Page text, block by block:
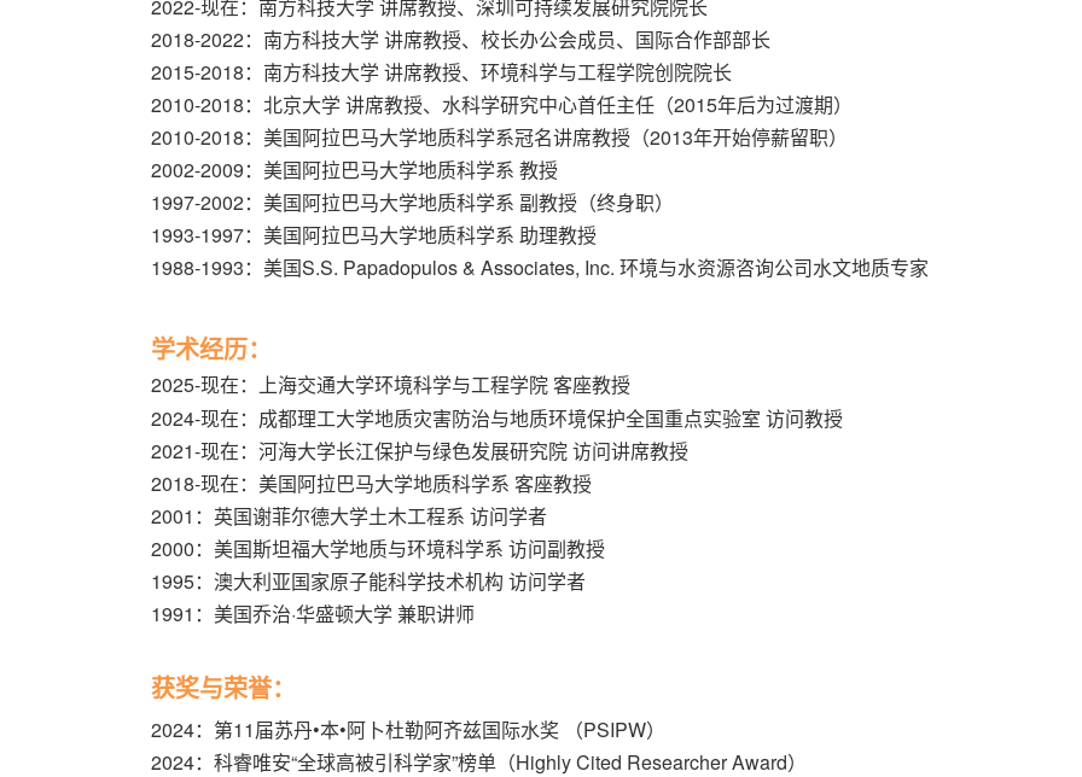
2022-现在：南方科技大学 讲席教授、深圳可持续发展研究院院长
2018-2022：南方科技大学 讲席教授、校长办公会成员、国际合作部部长
2015-2018：南方科技大学 讲席教授、环境科学与工程学院创院院长
2010-2018：北京大学 讲席教授、水科学研究中心首任主任（2015年后为过渡期）
2010-2018：美国阿拉巴马大学地质科学系冠名讲席教授（2013年开始停薪留职）
2002-2009：美国阿拉巴马大学地质科学系 教授
1997-2002：美国阿拉巴马大学地质科学系 副教授（终身职）
1993-1997：美国阿拉巴马大学地质科学系 助理教授
1988-1993：美国S.S. Papadopulos & Associates, Inc. 环境与水资源咨询公司水文地质专家
学术经历：
2025-现在：上海交通大学环境科学与工程学院 客座教授
2024-现在：成都理工大学地质灾害防治与地质环境保护全国重点实验室 访问教授
2021-现在：河海大学长江保护与绿色发展研究院 访问讲席教授
2018-现在：美国阿拉巴马大学地质科学系 客座教授
2001：英国谢菲尔德大学土木工程系 访问学者
2000：美国斯坦福大学地质与环境科学系 访问副教授
1995：澳大利亚国家原子能科学技术机构 访问学者
1991：美国乔治·华盛顿大学 兼职讲师
获奖与荣誉：
2024：第11届苏丹•本•阿卜杜勒阿齐兹国际水奖 （PSIPW）
2024：科睿唯安“全球高被引科学家”榜单（Highly Cited Researcher Award）